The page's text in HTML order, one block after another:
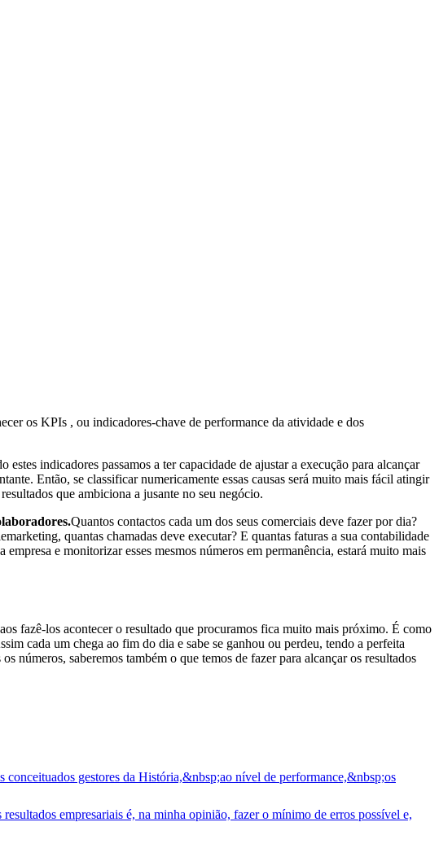
os KPIs , ou indicadores-chave de performance da atividade e dos
estes indicadores passamos a ter capacidade de ajustar a execução para alcançar
Então, se classificar numericamente essas causas será muito mais fácil atingir
que ambiciona a jusante no seu negócio.
Quantos contactos cada um dos seus comerciais deve fazer por dia?
quantas chamadas deve executar? E quantas faturas a sua contabilidade
e monitorizar esses mesmos números em permanência, estará muito mais
fazê-los acontecer o resultado que procuramos fica muito mais próximo. É como
cada um chega ao fim do dia e sabe se ganhou ou perdeu, tendo a perfeita
os números, saberemos também o que temos de fazer para alcançar os resultados
gestores da História,&nbsp;ao nível de performance,&nbsp;os
empresariais é, na minha opinião, fazer o mínimo de erros possível e,